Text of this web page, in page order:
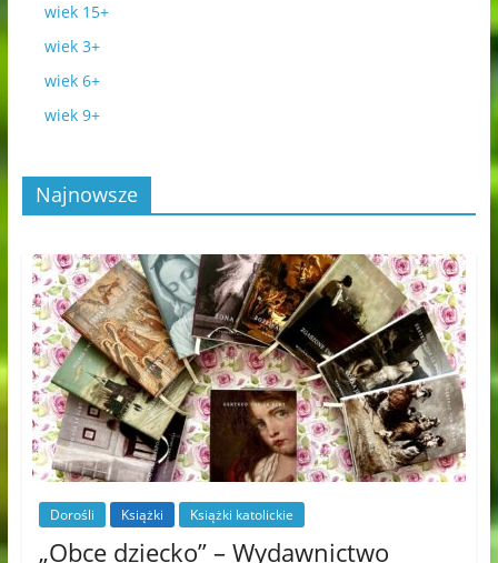
wiek 15+
wiek 3+
wiek 6+
wiek 9+
Najnowsze
Dorośli Książki Książki katolickie
„Obce dziecko” – Wydawnictwo